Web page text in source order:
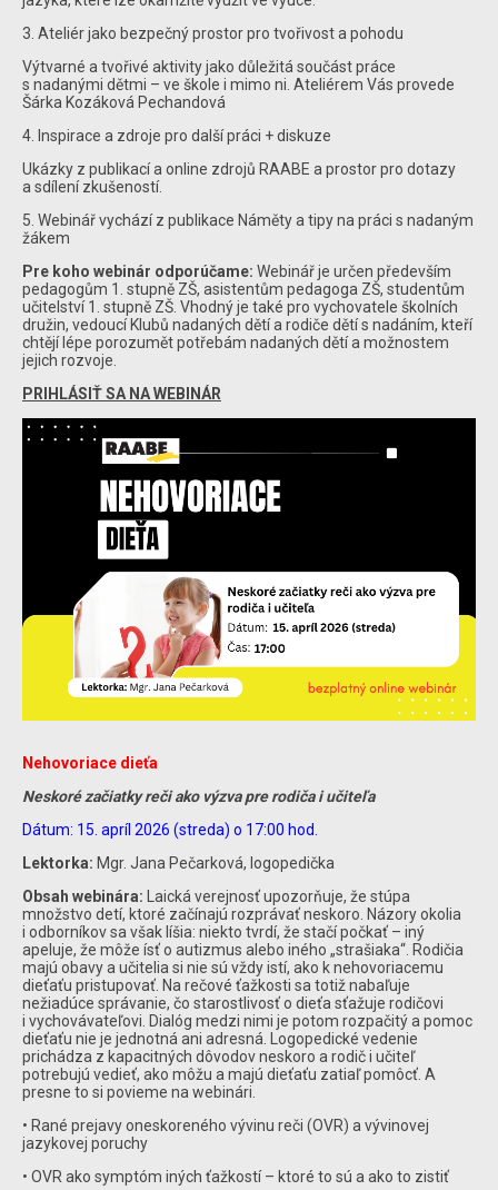
3. Ateliér jako bezpečný prostor pro tvořivost a pohodu
Výtvarné a tvořivé aktivity jako důležitá součást práce
s nadanými dětmi – ve škole i mimo ni. Ateliérem Vás provede
Šárka Kozáková Pechandová
4. Inspirace a zdroje pro další práci + diskuze
Ukázky z publikací a online zdrojů RAABE a prostor pro dotazy
a sdílení zkušeností.
5. Webinář vychází z publikace Náměty a tipy na práci s nadaným
žákem
Pre koho webinár odporúčame: Webinář je určen především
pedagogům 1. stupně ZŠ, asistentům pedagoga ZŠ, studentům
učitelství 1. stupně ZŠ. Vhodný je také pro vychovatele školních
družin, vedoucí Klubů nadaných dětí a rodiče dětí s nadáním, kteří
chtějí lépe porozumět potřebám nadaných dětí a možnostem
jejich rozvoje.
PRIHLÁSIŤ SA NA WEBINÁR
Nehovoriace dieťa
Neskoré začiatky reči ako výzva pre rodiča i učiteľa
Dátum: 15. apríl 2026 (streda) o 17:00 hod.
Lektorka: Mgr. Jana Pečarková, logopedička
Obsah webinára:
Laická verejnosť upozorňuje, že stúpa
množstvo detí, ktoré začínajú rozprávať neskoro. Názory okolia
i odborníkov sa však líšia: niekto tvrdí, že stačí počkať – iný
apeluje, že môže ísť o autizmus alebo iného „strašiaka“. Rodičia
majú obavy a učitelia si nie sú vždy istí, ako k nehovoriacemu
dieťaťu pristupovať. Na rečové ťažkosti sa totiž nabaľuje
nežiadúce správanie, čo starostlivosť o dieťa sťažuje rodičovi
i vychovávateľovi. Dialóg medzi nimi je potom rozpačitý a pomoc
dieťaťu nie je jednotná ani adresná. Logopedické vedenie
prichádza z kapacitných dôvodov neskoro a rodič i učiteľ
potrebujú vedieť, ako môžu a majú dieťaťu zatiaľ pomôcť. A
presne to si povieme na webinári.
• Rané prejavy oneskoreného vývinu reči (OVR) a vývinovej
jazykovej poruchy
• OVR ako symptóm iných ťažkostí – ktoré to sú a ako to zistiť